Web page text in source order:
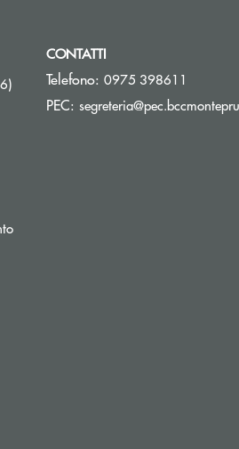
Apre una nuova finestra
CONTATTI
Telefono: 0975 398611
PEC: